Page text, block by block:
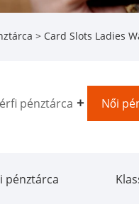
> Card Slots Ladies
pénztárca Női
pénztárca